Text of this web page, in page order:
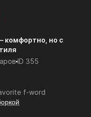
комфортно, но с
ID 355
f-word